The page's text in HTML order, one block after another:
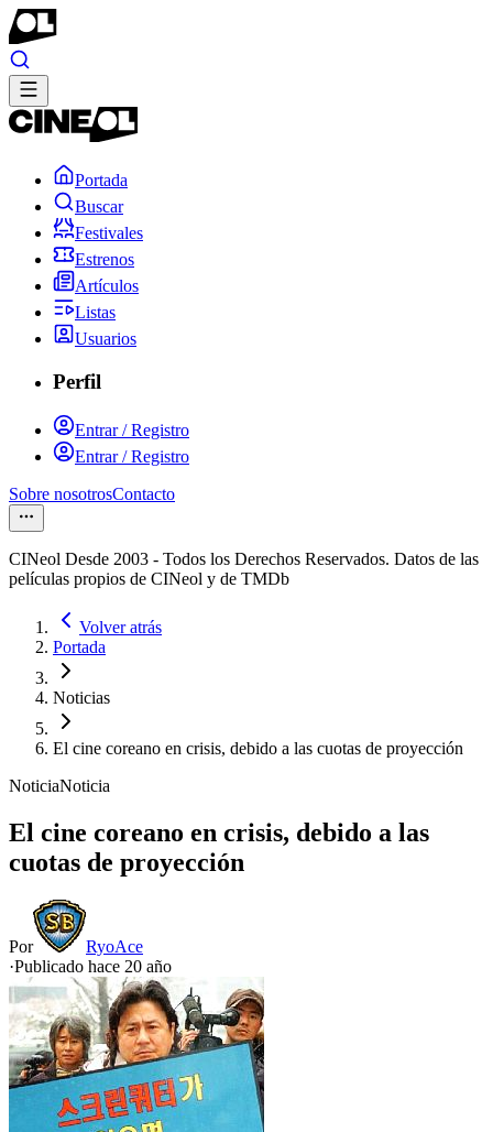
Portada
Buscar
Festivales
Estrenos
Artículos
Listas
Usuarios
Perfil
Entrar / Registro
Entrar / Registro
Sobre nosotrosContacto
CINeol Desde 2003 - Todos los Derechos Reservados. Datos de las
películas propios de CINeol y de TMDb
Volver atrás
Portada
Noticias
El cine coreano en crisis, debido a las cuotas de proyección
NoticiaNoticia
El cine coreano en crisis, debido a las
cuotas de proyección
Por
RyoAce
·Publicado hace 20 año